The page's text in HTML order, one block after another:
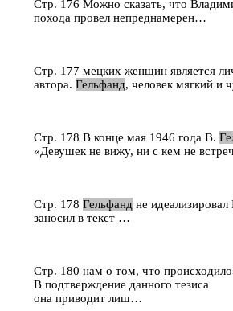
Стр. 176 Можно сказать, что
похода провел непреднамерен…
Стр. 177 мецких женщин является
автора. Гельфанд, человек мягкий и
Стр. 178 В конце мая 1946 года В.
«Девушек не вижу, ни с кем не
Стр. 178 Гельфанд не
заносил в текст …
Стр. 180 нам о том, что
В подтверждение данного тезиса
она приводит лиш…